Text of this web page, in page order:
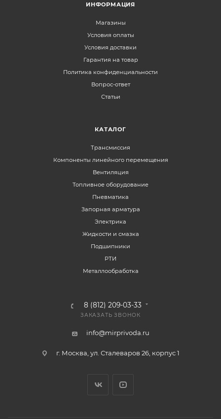
ИНФОРМАЦИЯ
Магазины
Условия оплаты
Условия доставки
Гарантия на товар
Политика конфиденциальности
Вопрос-ответ
Статьи
КАТАЛОГ
Трансмиссия
Компоненты линейного перемещения
Вентиляция
Топливное оборудование
Пневматика
Запорная арматура
Электрика
Жидкости и смазка
Подшипники
РТИ
Металлообработка
8 (812) 209-03-33
ЗАКАЗАТЬ ЗВОНОК
info@mirprivoda.ru
г. Москва, ул. Сталеваров 26, корпус 1